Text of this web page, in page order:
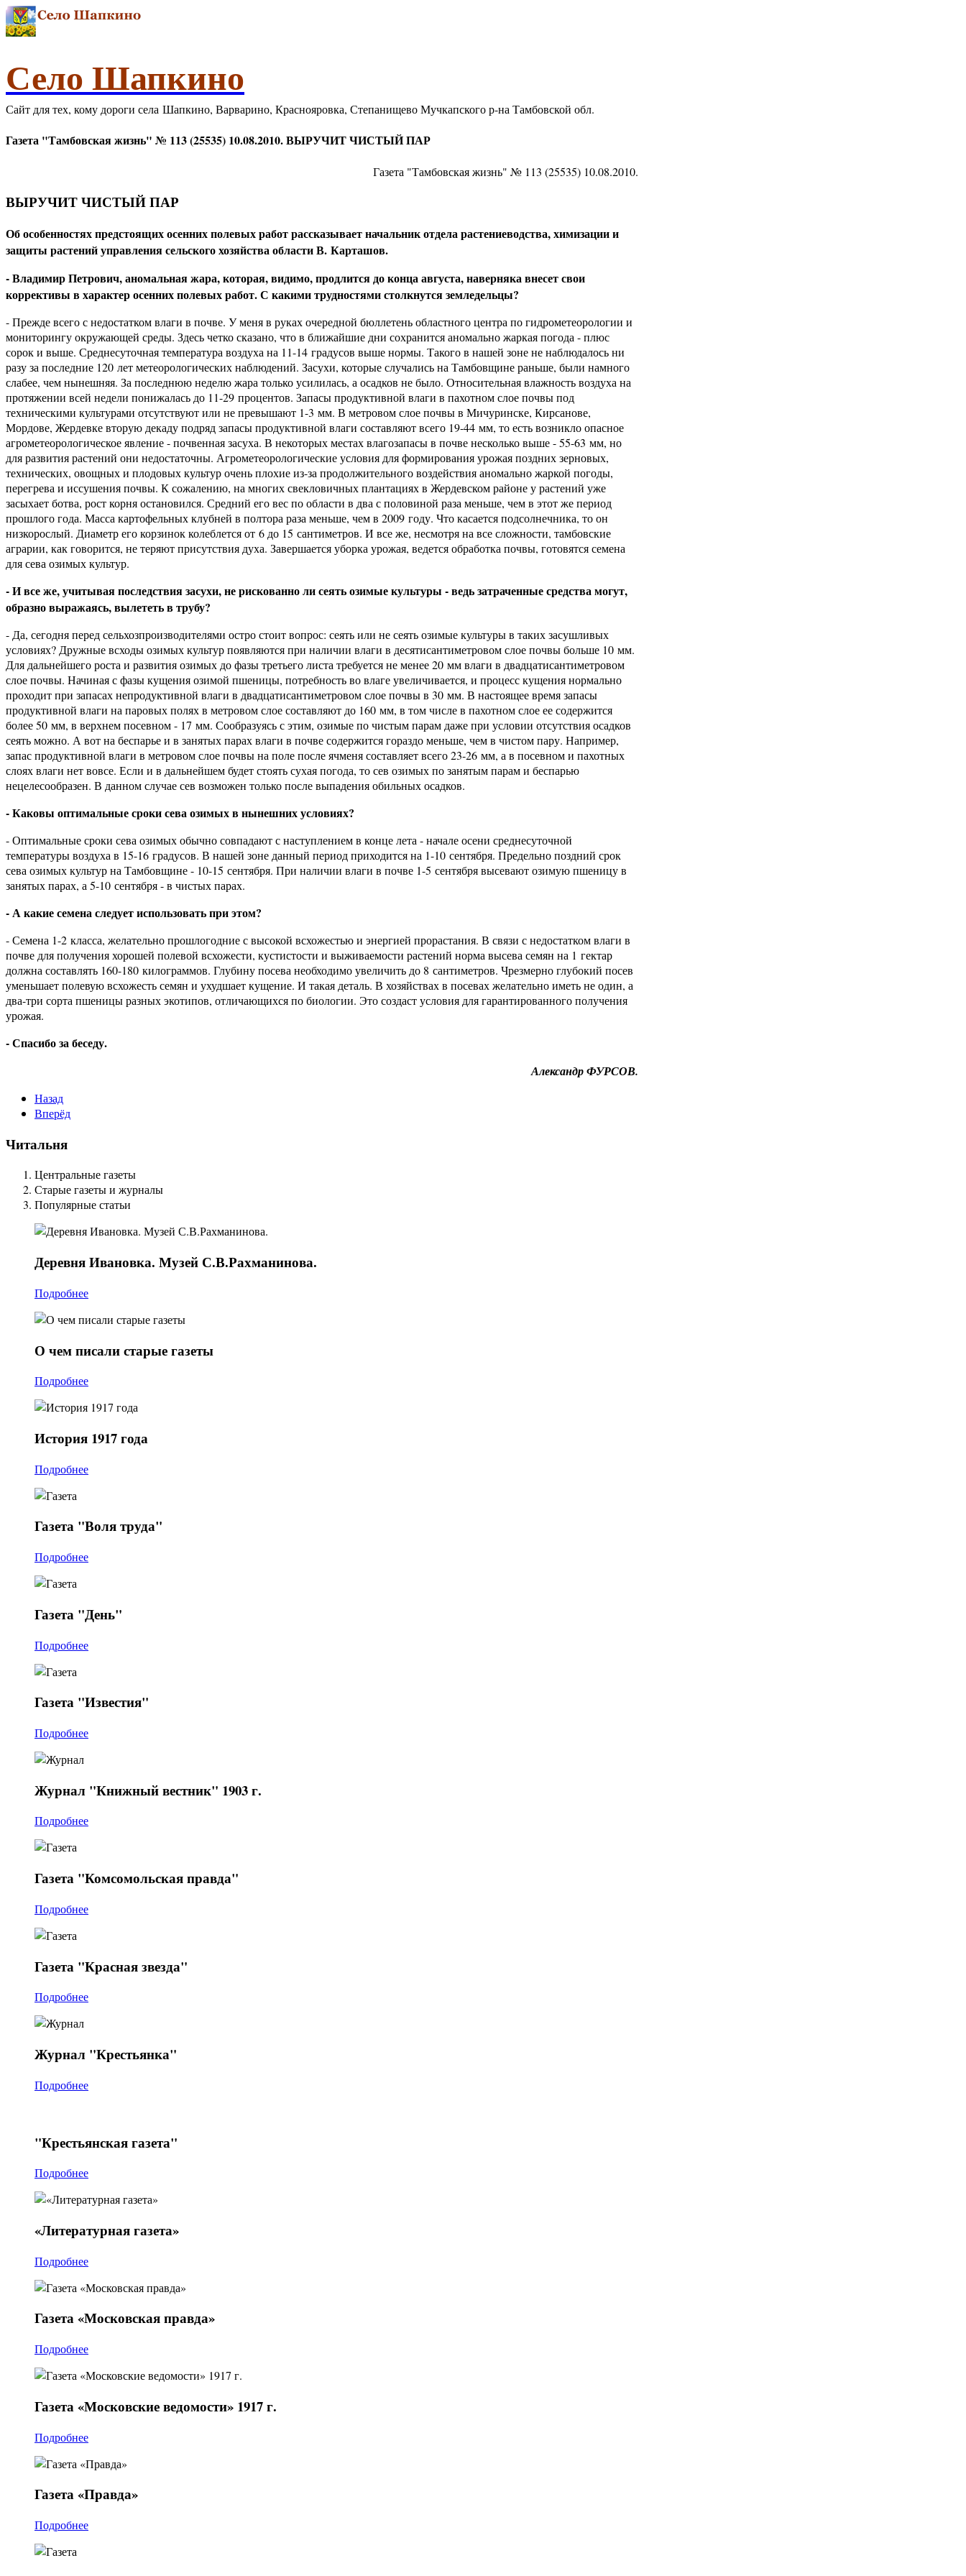
Село Шапкино
Сайт для тех, кому дороги села Шапкино, Варварино, Краснояровка, Степанищево Мучкапского р-на Тамбовской обл.
Газета "Тамбовская жизнь" № 113 (25535) 10.08.2010. ВЫРУЧИТ ЧИСТЫЙ ПАР
Газета "Тамбовская жизнь" № 113 (25535) 10.08.2010.
ВЫРУЧИТ ЧИСТЫЙ ПАР
Об особенностях предстоящих осенних полевых работ рассказывает начальник отдела растениеводства, химизации и
защиты растений управления сельского хозяйства области В. Карташов.
- Владимир Петрович, аномальная жара, которая, видимо, продлится до конца августа, наверняка внесет свои
коррективы в характер осенних полевых работ. С какими трудностями столкнутся земледельцы?
- Прежде всего с недостатком влаги в почве. У меня в руках очередной бюллетень областного центра по гидрометеорологии и
мониторингу окружающей среды. Здесь четко сказано, что в ближайшие дни сохранится аномально жаркая погода - плюс
сорок и выше. Среднесуточная температура воздуха на 11-14 градусов выше нормы. Такого в нашей зоне не наблюдалось ни
разу за последние 120 лет метеорологических наблюдений. Засухи, которые случались на Тамбовщине раньше, были намного
слабее, чем нынешняя. За последнюю неделю жара только усилилась, а осадков не было. Относительная влажность воздуха на
протяжении всей недели понижалась до 11-29 процентов. Запасы продуктивной влаги в пахотном слое почвы под
техническими культурами отсутствуют или не превышают 1-3 мм. В метровом слое почвы в Мичуринске, Кирсанове,
Мордове, Жердевке вторую декаду подряд запасы продуктивной влаги составляют всего 19-44 мм, то есть возникло опасное
агрометеорологическое явление - почвенная засуха. В некоторых местах влагозапасы в почве несколько выше - 55-63 мм, но
для развития растений они недостаточны. Агрометеорологические условия для формирования урожая поздних зерновых,
технических, овощных и плодовых культур очень плохие из-за продолжительного воздействия аномально жаркой погоды,
перегрева и иссушения почвы. К сожалению, на многих свекловичных плантациях в Жердевском районе у растений уже
засыхает ботва, рост корня остановился. Средний его вес по области в два с половиной раза меньше, чем в этот же период
прошлого года. Масса картофельных клубней в полтора раза меньше, чем в 2009 году. Что касается подсолнечника, то он
низкорослый. Диаметр его корзинок колеблется от 6 до 15 сантиметров. И все же, несмотря на все сложности, тамбовские
аграрии, как говорится, не теряют присутствия духа. Завершается уборка урожая, ведется обработка почвы, готовятся семена
для сева озимых культур.
- И все же, учитывая последствия засухи, не рискованно ли сеять озимые культуры - ведь затраченные средства могут,
образно выражаясь, вылететь в трубу?
- Да, сегодня перед сельхозпроизводителями остро стоит вопрос: сеять или не сеять озимые культуры в таких засушливых
условиях? Дружные всходы озимых культур появляются при наличии влаги в десятисантиметровом слое почвы больше 10 мм.
Для дальнейшего роста и развития озимых до фазы третьего листа требуется не менее 20 мм влаги в двадцатисантиметровом
слое почвы. Начиная с фазы кущения озимой пшеницы, потребность во влаге увеличивается, и процесс кущения нормально
проходит при запасах непродуктивной влаги в двадцатисантиметровом слое почвы в 30 мм. В настоящее время запасы
продуктивной влаги на паровых полях в метровом слое составляют до 160 мм, в том числе в пахотном слое ее содержится
более 50 мм, в верхнем посевном - 17 мм. Сообразуясь с этим, озимые по чистым парам даже при условии отсутствия осадков
сеять можно. А вот на беспарье и в занятых парах влаги в почве содержится гораздо меньше, чем в чистом пару. Например,
запас продуктивной влаги в метровом слое почвы на поле после ячменя составляет всего 23-26 мм, а в посевном и пахотных
слоях влаги нет вовсе. Если и в дальнейшем будет стоять сухая погода, то сев озимых по занятым парам и беспарью
нецелесообразен. В данном случае сев возможен только после выпадения обильных осадков.
- Каковы оптимальные сроки сева озимых в нынешних условиях?
- Оптимальные сроки сева озимых обычно совпадают с наступлением в конце лета - начале осени среднесуточной
температуры воздуха в 15-16 градусов. В нашей зоне данный период приходится на 1-10 сентября. Предельно поздний срок
сева озимых культур на Тамбовщине - 10-15 сентября. При наличии влаги в почве 1-5 сентября высевают озимую пшеницу в
занятых парах, а 5-10 сентября - в чистых парах.
- А какие семена следует использовать при этом?
- Семена 1-2 класса, желательно прошлогодние с высокой всхожестью и энергией прорастания. В связи с недостатком влаги в
почве для получения хорошей полевой всхожести, кустистости и выживаемости растений норма высева семян на 1 гектар
должна составлять 160-180 килограммов. Глубину посева необходимо увеличить до 8 сантиметров. Чрезмерно глубокий посев
уменьшает полевую всхожесть семян и ухудшает кущение. И такая деталь. В хозяйствах в посевах желательно иметь не один, а
два-три сорта пшеницы разных экотипов, отличающихся по биологии. Это создаст условия для гарантированного получения
урожая.
- Спасибо за беседу.
Александр ФУРСОВ.
Назад
Вперёд
Читальня
Центральные газеты
Старые газеты и журналы
Популярные статьи
ДеревняИвановка. Музей С.В.Рахманинова.
Подробнее
О чем писали старые газеты
Подробнее
История 1917 года
Подробнее
Газета "Воля труда"
Подробнее
Газета "День"
Подробнее
Газета "Известия"
Подробнее
Журнал "Книжный вестник" 1903 г.
Подробнее
Газета "Комсомольская правда"
Подробнее
Газета "Красная звезда"
Подробнее
Журнал "Крестьянка"
Подробнее
"Крестьянскаягазета"
Подробнее
«Литературнаягазета»
Подробнее
Газета«Московская правда»
Подробнее
Газета«Московские ведомости» 1917 г.
Подробнее
Газета«Правда»
Подробнее